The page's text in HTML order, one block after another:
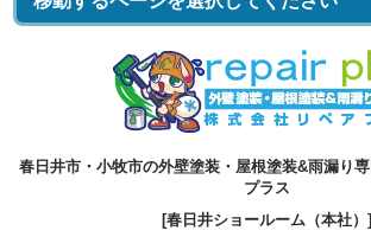
春日井市・小牧市の外壁塗装・屋根塗装&雨漏り
プラス
[春日井ショールーム（本社）]